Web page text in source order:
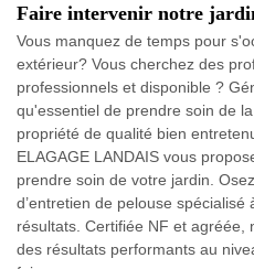
Faire intervenir notre
Vous manquez de temps pour
extérieur? Vous cherchez des
professionnels et disponible ?
qu'essentiel de prendre soin de
propriété de qualité bien
ELAGAGE LANDAIS vous
prendre soin de votre jardin.
d’entretien de pelouse spécialisé
résultats. Certifiée NF et agréée,
des résultats performants au